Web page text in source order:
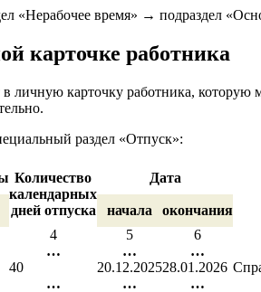
«Нерабочее время» → подраздел
карточке работника
в личную карточку работника,
раздел «Отпуск»:
Количество
календарных
дней отпуска
Дата
начала
окончания
4 5 6
… … …
40 20.12.202528.01.2026
… … …